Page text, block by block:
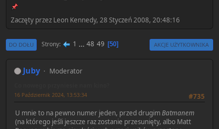
Zaczęty przez Leon Kennedy, 28 Styczeń 2008, 20:48:16
DO DOŁU Strony 1 ... 48 49 50 AKCJE UŻYTKOWNIKA
Juby Moderator
#735
16 Październik 2024, 13:53:34
U mnie to na pewno numer jeden, przed drugimBatmanem
(na którego jeśli jeszcze raz zostanie przesunięty, albo Matt